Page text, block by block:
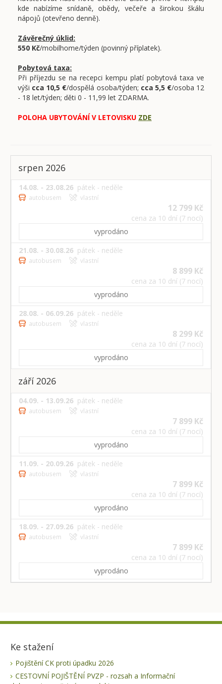
kde nabízíme snídaně, obědy, večeře a širokou škálu
nápojů (otevřeno denně).
Závěrečný úklid:
550 Kč/mobilhome/týden (povinný příplatek).
Pobytová taxa:
Při příjezdu se na recepci kempu platí pobytová taxa ve
výši cca 10,5 €/dospělá osoba/týden; cca 5,5 €/osoba 12
- 18 let/týden; děti 0 - 11,99 let ZDARMA.
POLOHA UBYTOVÁNÍ V LETOVISKU ZDE
srpen 2026
14.08. - 23.08.26 pátek - neděle
autobusem vlastní
12 799 Kč
cena za 10 dní (7 nocí)
vyprodáno
21.08. - 30.08.26 pátek - neděle
autobusem vlastní
8 899 Kč
cena za 10 dní (7 nocí)
vyprodáno
28.08. - 06.09.26 pátek - neděle
autobusem vlastní
8 299 Kč
cena za 10 dní (7 nocí)
vyprodáno
září 2026
04.09. - 13.09.26 pátek - neděle
autobusem vlastní
7 899 Kč
cena za 10 dní (7 nocí)
vyprodáno
11.09. - 20.09.26 pátek - neděle
autobusem vlastní
7 899 Kč
cena za 10 dní (7 nocí)
vyprodáno
18.09. - 27.09.26 pátek - neděle
autobusem vlastní
7 899 Kč
cena za 10 dní (7 nocí)
vyprodáno
Ke stažení
Pojištění CK proti úpadku 2026
CESTOVNÍ POJIŠTĚNÍ PVZP - rozsah a Informační